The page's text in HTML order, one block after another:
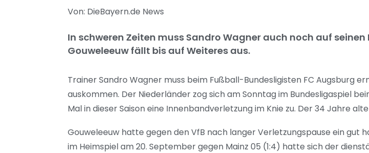
Von: DieBayern.de News
In schweren Zeiten muss Sandro Wagner auch noch auf
Gouweleeuw fällt bis auf Weiteres aus.
Trainer Sandro Wagner muss beim Fußball-Bundesligisten FC Augsburg
auskommen. Der Niederländer zog sich am Sonntag im Bundesligaspiel
Mal in dieser Saison eine Innenbandverletzung im Knie zu. Der 34 Jahre
Gouweleeuw hatte gegen den VfB nach langer Verletzungspause ein gut
im Heimspiel am 20. September gegen Mainz 05 (1:4) hatte sich der